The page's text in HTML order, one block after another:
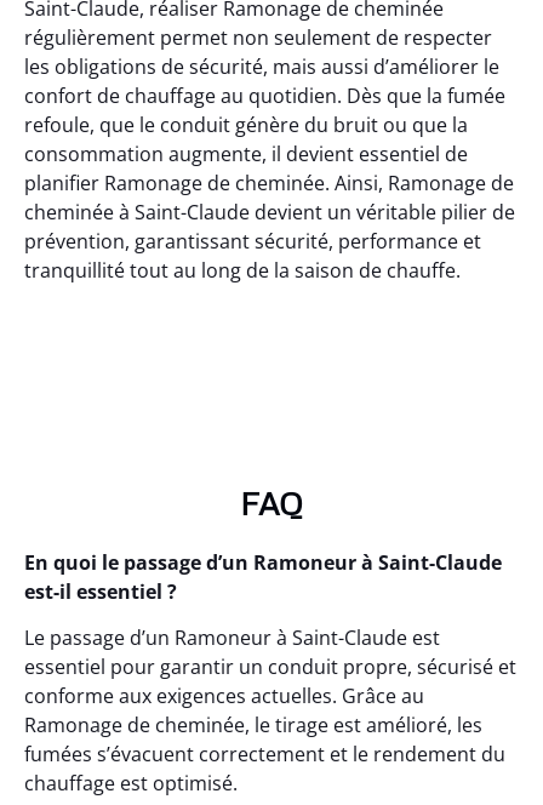
Saint-Claude, réaliser Ramonage de cheminée
régulièrement permet non seulement de respecter
les obligations de sécurité, mais aussi d’améliorer le
confort de chauffage au quotidien. Dès que la fumée
refoule, que le conduit génère du bruit ou que la
consommation augmente, il devient essentiel de
planifier Ramonage de cheminée. Ainsi, Ramonage de
cheminée à Saint-Claude devient un véritable pilier de
prévention, garantissant sécurité, performance et
tranquillité tout au long de la saison de chauffe.
FAQ
En quoi le passage d’un Ramoneur à Saint-Claude
est-il essentiel ?
Le passage d’un Ramoneur à Saint-Claude est
essentiel pour garantir un conduit propre, sécurisé et
conforme aux exigences actuelles. Grâce au
Ramonage de cheminée, le tirage est amélioré, les
fumées s’évacuent correctement et le rendement du
chauffage est optimisé.